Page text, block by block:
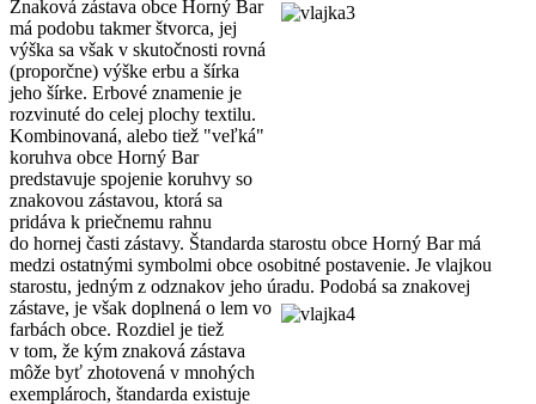
Znaková zástava obce Horný Bar
má podobu takmer štvorca, jej
výška sa však v skutočnosti rovná
(proporčne) výške erbu a šírka
jeho šírke. Erbové znamenie je
rozvinuté do celej plochy textilu.
Kombinovaná, alebo tiež "veľká"
koruhva obce Horný Bar
predstavuje spojenie koruhvy so
znakovou zástavou, ktorá sa
pridáva k priečnemu rahnu
do hornej časti zástavy. Štandarda starostu obce Horný Bar má
medzi ostatnými symbolmi obce osobitné postavenie. Je vlajkou
starostu, jedným z odznakov jeho úradu. Podobá sa znakovej
zástave, je však doplnená o lem vo
farbách obce. Rozdiel je tiež
v tom, že kým znaková zástava
môže byť zhotovená v mnohých
exemplároch, štandarda existuje